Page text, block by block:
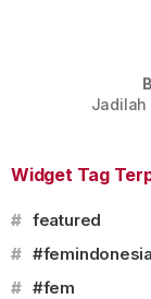
Jadilah
Widget Tag
# featured
# #femindonesia
# #fem